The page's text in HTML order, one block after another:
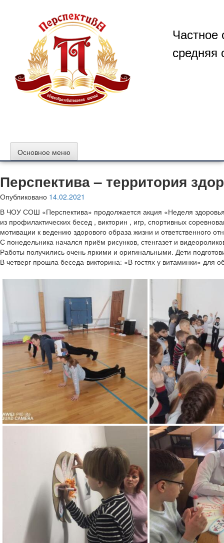
содержимому
Частное
средняя
Основное меню
Перспектива – территория
Опубликовано 14.02.2021
В ЧОУ СОШ «Перспектива» продолжается акция «Неделя
из профилактических бесед , викторин , игр, спортивных
мотивации к ведению здорового образа жизни и ответственного
С понедельника начался приём рисунков, стенгазет и
Работы получились очень яркими и оригинальными. Дети
В четверг прошла беседа-викторина: «В гостях у витаминки»